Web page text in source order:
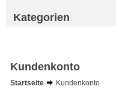
Kategorien
Kundenkonto
Startseite
Kundenkonto